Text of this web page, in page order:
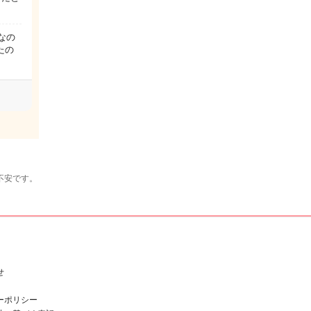
の
の
です。
ポリシー